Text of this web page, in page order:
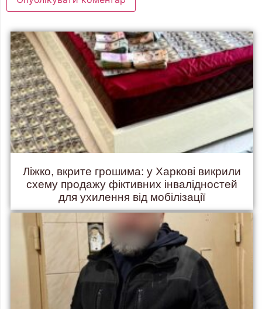
Ліжко, вкрите грошима: у Харкові викрили
схему продажу фіктивних інвалідностей
для ухилення від мобілізації